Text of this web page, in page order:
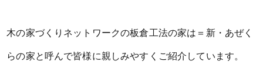
木の家づくりネットワークの板倉工法の家は＝新・あぜく
らの家と呼んで皆様に親しみやすくご紹介しています。